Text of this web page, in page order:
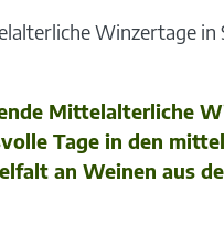
Winzertage in
Mittelalterliche
Tage in den
an Weinen aus